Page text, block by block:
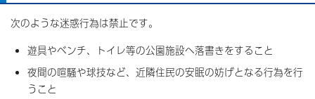
次のような迷惑行為は禁止です。
遊具やベンチ、トイレ等の公園施設へ落書きをすること
夜間の喧騒や球技など、近隣住民の安眠の妨げとなる行為を行
うこと